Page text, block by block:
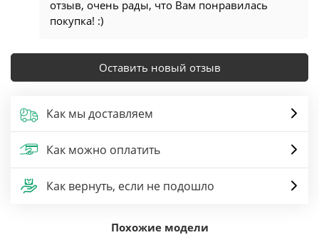
отзыв, очень рады, что Вам понравилась
покупка! :)
Оставить новый отзыв
Как мы доставляем
Как можно оплатить
Как вернуть, если не подошло
Похожие модели